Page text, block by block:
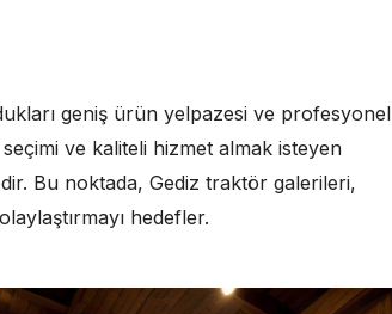
geniş ürün yelpazesi ve profesyonel
ve kaliteli hizmet almak isteyen
Bu noktada, Gediz traktör galerileri,
hedefler.